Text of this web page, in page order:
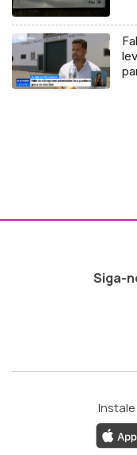
Siga-